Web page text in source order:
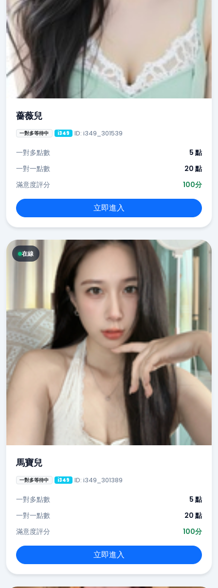
薔薇兒
一對多等待中 i349 ID: i349_301539
一對多點數
5 點
一對一點數
20 點
滿意度評分
100分
立即進入
在線
馬寶兒
一對多等待中 i349 ID: i349_301389
一對多點數
5 點
一對一點數
20 點
滿意度評分
100分
立即進入